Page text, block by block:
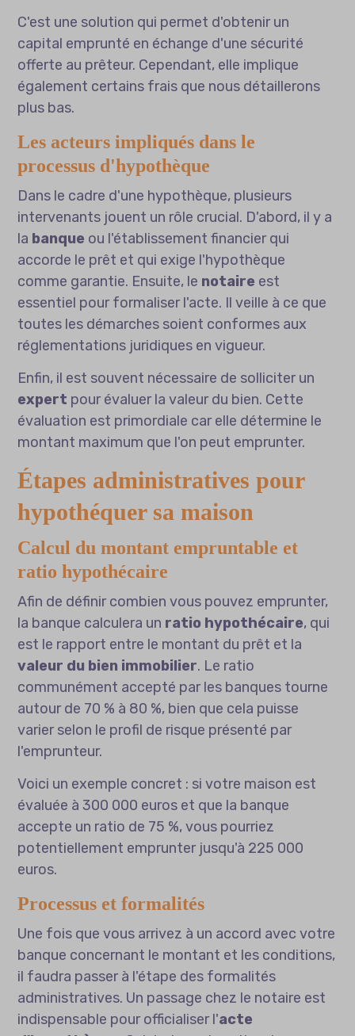
C'est une solution qui permet d'obtenir un
capital emprunté en échange d'une sécurité
offerte au prêteur. Cependant, elle implique
également certains frais que nous détaillerons
plus bas.
Les acteurs impliqués dans le
processus d'hypothèque
Dans le cadre d'une hypothèque, plusieurs
intervenants jouent un rôle crucial. D'abord, il y a
la banque ou l'établissement financier qui
accorde le prêt et qui exige l'hypothèque
comme garantie. Ensuite, le notaire est
essentiel pour formaliser l'acte. Il veille à ce que
toutes les démarches soient conformes aux
réglementations juridiques en vigueur.
Enfin, il est souvent nécessaire de solliciter un
expert pour évaluer la valeur du bien. Cette
évaluation est primordiale car elle détermine le
montant maximum que l'on peut emprunter.
Étapes administratives pour
hypothéquer sa maison
Calcul du montant empruntable et
ratio hypothécaire
Afin de définir combien vous pouvez emprunter,
la banque calculera un ratio hypothécaire, qui
est le rapport entre le montant du prêt et la
valeur du bien immobilier. Le ratio
communément accepté par les banques tourne
autour de 70 % à 80 %, bien que cela puisse
varier selon le profil de risque présenté par
l'emprunteur.
Voici un exemple concret : si votre maison est
évaluée à 300 000 euros et que la banque
accepte un ratio de 75 %, vous pourriez
potentiellement emprunter jusqu'à 225 000
euros.
Processus et formalités
Une fois que vous arrivez à un accord avec votre
banque concernant le montant et les conditions,
il faudra passer à l'étape des formalités
administratives. Un passage chez le notaire est
indispensable pour officialiser l'acte